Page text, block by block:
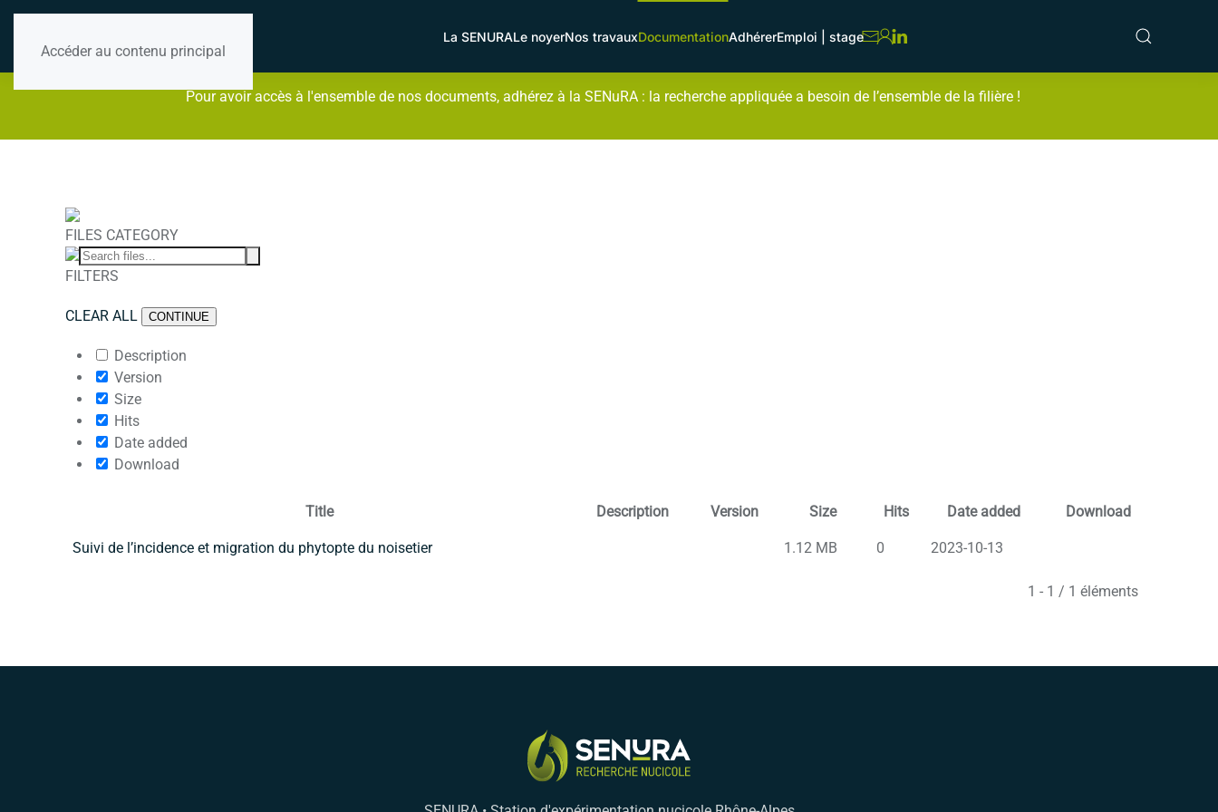
Accéder au contenu principal
La SENURALe noyerNos travauxDocumentationAdhérerEmploi | stage
Pour avoir accès à l'ensemble de nos documents, adhérez à la SENuRA : la recherche appliquée a besoin de l’ensemble de la filière !
FILES CATEGORY
FILTERS
CLEAR ALL CONTINUE
Description
Version
Size
Hits
Date added
Download
Title Description Version Size Hits Date added Download
Suivi de l’incidence et migration du phytopte du noisetier 1.12 MB 0 2023-10-13
1 - 1 / 1 éléments